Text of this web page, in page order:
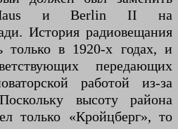
Haus и Berlin II на
История радиовещания
только в 1920-х годах, и
передающих
работой из-за
высоту района
только «Кройцберг», то